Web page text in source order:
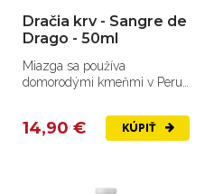
Dračia krv - Sangre de
Drago - 50ml
Miazga sa používa
domorodými kmeňmi v Peru
14,90 € KÚPIŤ